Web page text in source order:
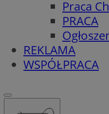
Praca
PRACA
REKLAMA
WSPÓŁPRACA